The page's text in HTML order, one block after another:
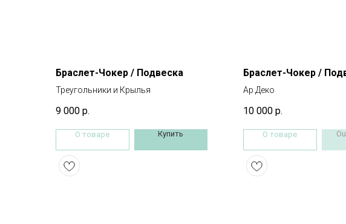
Браслет-Чокер / Подвеска
Треугольники и Крылья
9 000 р.
О товаре Купить
Браслет-Чокер /
Ар Деко
10 000 р.
О товаре